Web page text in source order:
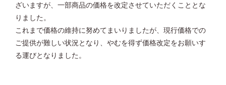
ざいますが、一部商品の価格を改定させていただくこととな
りました。
これまで価格の維持に努めてまいりましたが、現行価格での
ご提供が難しい状況となり、やむを得ず価格改定をお願いす
る運びとなりました。